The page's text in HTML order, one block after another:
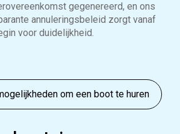
gegenereerd, en ons
annuleringsbeleid zorgt vanaf
voor duidelijkheid.
om een boot te huren